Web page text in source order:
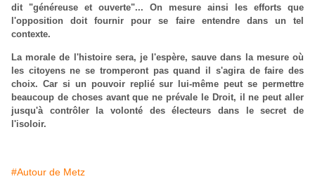
dit "généreuse et ouverte"... On mesure ainsi les efforts que
l'opposition doit fournir pour se faire entendre dans un tel
contexte.
La morale de l'histoire sera, je l'espère, sauve dans la mesure où
les citoyens ne se tromperont pas quand il s'agira de faire des
choix. Car si un pouvoir replié sur lui-même peut se permettre
beaucoup de choses avant que ne prévale le Droit, il ne peut aller
jusqu'à contrôler la volonté des électeurs dans le secret de
l'isoloir.
#Autour de Metz